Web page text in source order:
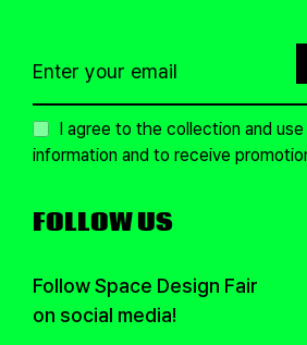
I agree to the collection and
information and to receive
FOLLOW US
Follow Space Design Fair
on social media!